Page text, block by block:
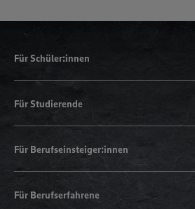
Für Schüler:innen
Für Studierende
Für Berufseinsteiger:innen
Für Berufserfahrene